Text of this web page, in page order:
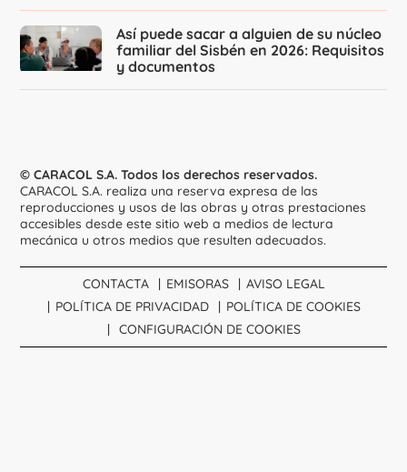
Así puede sacar a alguien de su núcleo
familiar del Sisbén en 2026: Requisitos
y documentos
© CARACOL S.A. Todos los derechos reservados.
CARACOL S.A. realiza una reserva expresa de las
reproducciones y usos de las obras y otras prestaciones
accesibles desde este sitio web a medios de lectura
mecánica u otros medios que resulten adecuados.
CONTACTA EMISORAS
AVISO LEGAL
POLÍTICA DE PRIVACIDAD
POLÍTICA DE COOKIES
CONFIGURACIÓN DE COOKIES